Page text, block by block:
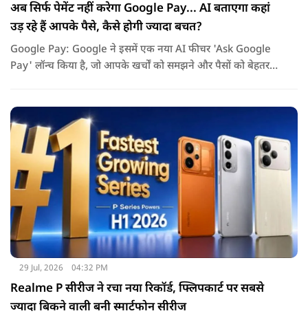
अब सिर्फ पेमेंट नहीं करेगा Google Pay... AI बताएगा कहां
उड़ रहे हैं आपके पैसे, कैसे होगी ज्यादा बचत?
Google Pay: Google ने इसमें एक नया AI फीचर 'Ask Google
Pay' लॉन्च किया है, जो आपके खर्चों को समझने और पैसों को बेहतर
29 Jul, 2026 04:32 PM
Realme P सीरीज ने रचा नया रिकॉर्ड, फ्लिपकार्ट पर सबसे
ज्यादा बिकने वाली बनी स्मार्टफोन सीरीज